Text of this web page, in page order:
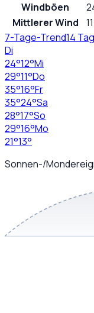
Windböen
Mittlerer Wind
7-Tage-Trend14
Di
24°12°Mi
29°11°Do
35°16°Fr
35°24°Sa
28°17°So
29°16°Mo
21°13°
Sonnen-/